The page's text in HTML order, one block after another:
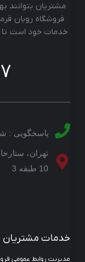
مشتریان بتوانند
فروشگاه روبان
خدمات خود است تا
پاسخگویی : شنبه
تهران،
10 طبقه 3
خدمات مشتریان